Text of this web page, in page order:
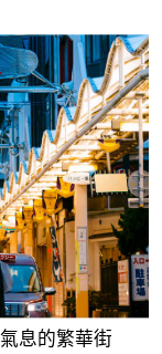
息的繁華街